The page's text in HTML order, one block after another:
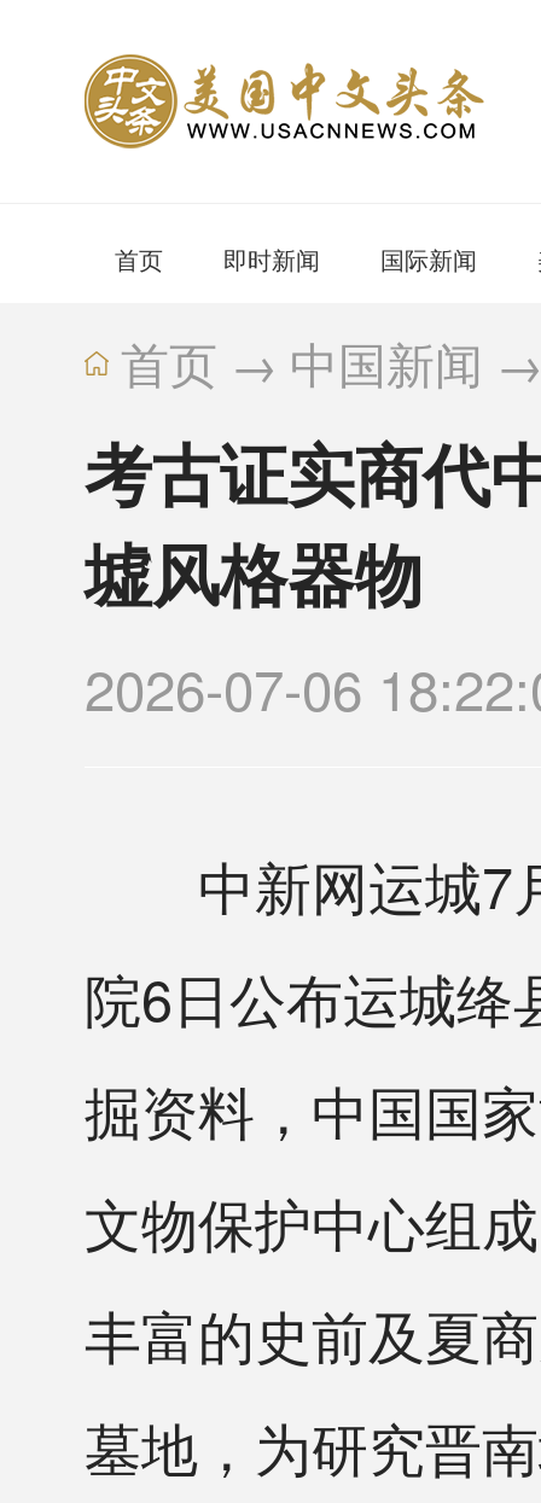
首页 即时新闻 国际新闻
首页 → 中国新闻
考古证实商代
墟风格器物
2026-07-06
中新网运城7
院6日公布运城绛
掘资料，中国国
文物保护中心组
丰富的史前及夏
墓地，为研究晋